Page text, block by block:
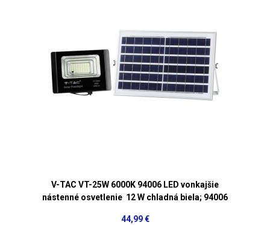
V-TAC VT-25W 6000K 94006 LED vonkajšie
nástenné osvetlenie 12 W chladná biela; 94006
44,99 €